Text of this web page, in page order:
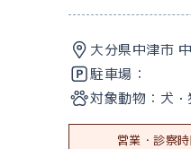
大分県中津市
駐車場：
対象動物： 犬
営業・診察